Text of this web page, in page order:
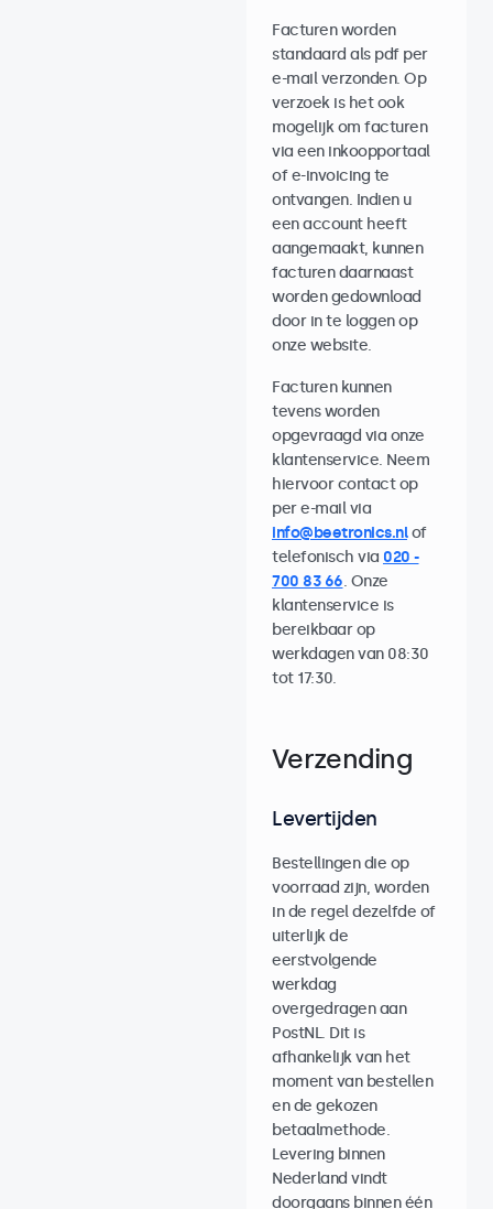
Facturen worden
standaard als pdf per
e-mail verzonden. Op
verzoek is het ook
mogelijk om facturen
via een inkoopportaal
of e-invoicing te
ontvangen. Indien u
een account heeft
aangemaakt, kunnen
facturen daarnaast
worden gedownload
door in te loggen op
onze website.
Facturen kunnen
tevens worden
opgevraagd via onze
klantenservice. Neem
hiervoor contact op
per e-mail via
info@beetronics.nlof
telefonisch via 020 -
700 83 66. Onze
klantenservice is
bereikbaar op
werkdagen van 08:30
tot 17:30.
Verzending
Levertijden
Bestellingen die op
voorraad zijn, worden
in de regel dezelfde of
uiterlijk de
eerstvolgende
werkdag
overgedragen aan
PostNL. Dit is
afhankelijk van het
moment van bestellen
en de gekozen
betaalmethode.
Levering binnen
Nederland vindt
doorgaans binnen één